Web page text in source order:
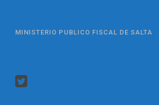
MINISTERIO PUBLICO FISCAL DE SALTA